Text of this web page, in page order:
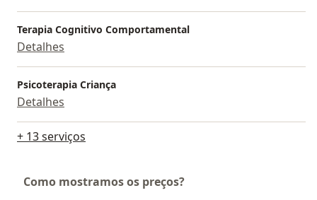
Terapia Cognitivo Comportamental
Detalhes
Psicoterapia Criança
Detalhes
+ 13 serviços
Como mostramos os preços?